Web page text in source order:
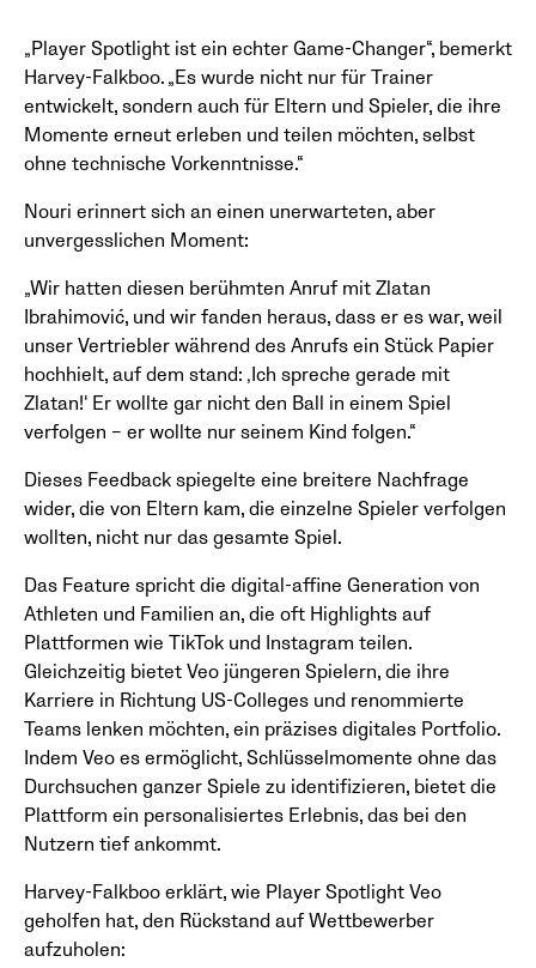
„Player Spotlight ist ein echter Game-Changer“, bemerkt
Harvey-Falkboo. „Es wurde nicht nur für Trainer
entwickelt, sondern auch für Eltern und Spieler, die ihre
Momente erneut erleben und teilen möchten, selbst
ohne technische Vorkenntnisse.“
Nouri erinnert sich an einen unerwarteten, aber
unvergesslichen Moment:
„Wir hatten diesen berühmten Anruf mit Zlatan
Ibrahimović, und wir fanden heraus, dass er es war, weil
unser Vertriebler während des Anrufs ein Stück Papier
hochhielt, auf dem stand: ‚Ich spreche gerade mit
Zlatan!‘ Er wollte gar nicht den Ball in einem Spiel
verfolgen – er wollte nur seinem Kind folgen.“
Dieses Feedback spiegelte eine breitere Nachfrage
wider, die von Eltern kam, die einzelne Spieler verfolgen
wollten, nicht nur das gesamte Spiel.
Das Feature spricht die digital-affine Generation von
Athleten und Familien an, die oft Highlights auf
Plattformen wie TikTok und Instagram teilen.
Gleichzeitig bietet Veo jüngeren Spielern, die ihre
Karriere in Richtung US-Colleges und renommierte
Teams lenken möchten, ein präzises digitales Portfolio.
Indem Veo es ermöglicht, Schlüsselmomente ohne das
Durchsuchen ganzer Spiele zu identifizieren, bietet die
Plattform ein personalisiertes Erlebnis, das bei den
Nutzern tief ankommt.
Harvey-Falkboo erklärt, wie Player Spotlight Veo
geholfen hat, den Rückstand auf Wettbewerber
aufzuholen: